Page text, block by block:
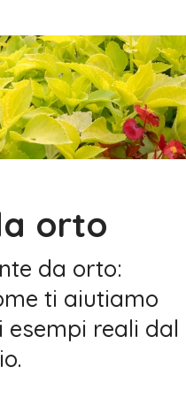
orto
da orto:
ti aiutiamo
esempi reali dal